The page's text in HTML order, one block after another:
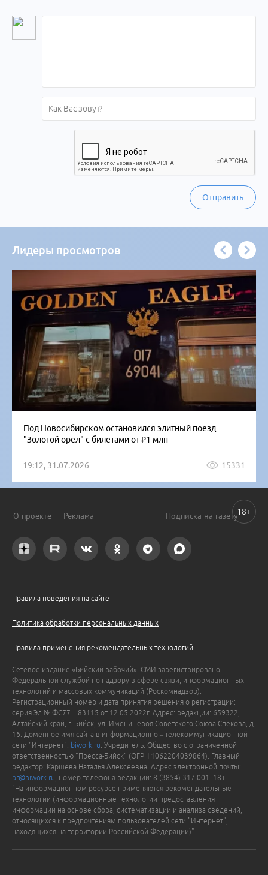
Отправить
Лидеры просмотров
Под Новосибирском остановился элитный поезд
"Золотой орел" с билетами от ₽1 млн
19:12, 31.07.2026 15331
О проекте Реклама Подписка на газету
Правила поведения на сайте
Политика обработки персональных данных
Правила применения рекомендательных технологий
Сетевое издание «Бийский рабочий». СМИ зарегистрировано
Федеральной службой по надзору в сфере связи, информационных
технологий и массовых коммуникаций (Роскомнадзор).
Регистрационный номер и дата принятия решения о регистрации:
серия Эл № ФС77 – 83115 от 12.05.2022г. Адрес: редакции: 659322,
Алтайский край, г. Бийск, ул. Имени Героя Советского Союза Спекова, д.
16. Доменное имя сайта в информационно – телекоммуникационной
сети "Интернет": biwork.ru . Учредитель: Общество с ограниченной
ответственностью "Пресса-Бийск" (ОГРН 1062204039864). Главный
редактор: Каршева Наталья Алексеевна. Адрес электронной почты:
br@biwork.ru , номер телефона редакции: 8 (3854) 317-001. 18+
"На информационном ресурсе применяются рекомендательные
технологии (информационные технологии предоставления
информации на основе сбора, систематизации и анализа сведений,
относящихся к предпочтениям пользователей сети "Интернет",
находящихся на территории Российской Федерации)".
18+